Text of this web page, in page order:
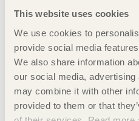
This website uses cookies
We use cookies to
provide social media
We also share information
our social media,
may combine it with other
provided to them or that
Avsnitt 2 torsdag 11
Podd: